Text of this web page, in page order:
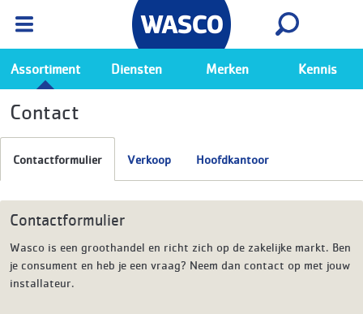
Ga naar de Wasco app
Bekijk
Assortiment Diensten Merken Kennis
Contact
Contactformulier Verkoop Hoofdkantoor
Contactformulier
Wasco is een groothandel en richt zich op de zakelijke markt. Ben
je consument en heb je een vraag? Neem dan contact op met jouw
installateur.